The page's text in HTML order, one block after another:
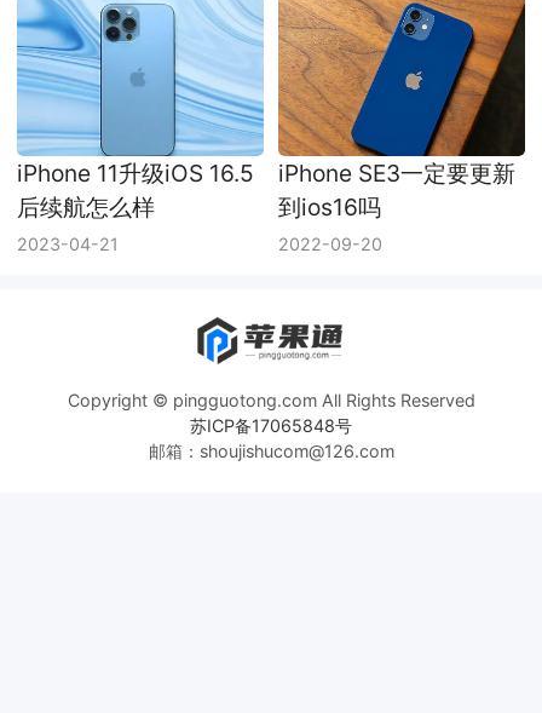
iPhone 11升级iOS 16.5
后续航怎么样
2023-04-21
iPhone SE3一定要更新
到ios16吗
2022-09-20
Copyright © pingguotong.com All Rights Reserved
苏ICP备17065848号
邮箱：shoujishucom@126.com